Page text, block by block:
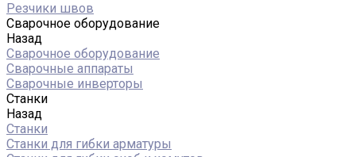
Резчики швов
Сварочное оборудование
Назад
Сварочное оборудование
Сварочные аппараты
Сварочные инверторы
Станки
Назад
Станки
Станки для гибки арматуры